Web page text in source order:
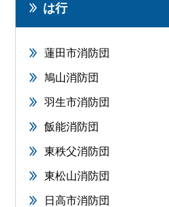
は行
蓮田市消防団
鳩山消防団
羽生市消防団
飯能消防団
東秩父消防団
東松山消防団
日高市消防団